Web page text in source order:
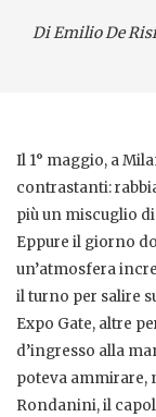
Di Emilio De Risi
Il 1° maggio, a
contrastanti:
più un miscuglio
Eppure il giorno
un’atmosfera
il turno per salire
Expo Gate, altre
d’ingresso alla
poteva ammirare,
Rondanini, il